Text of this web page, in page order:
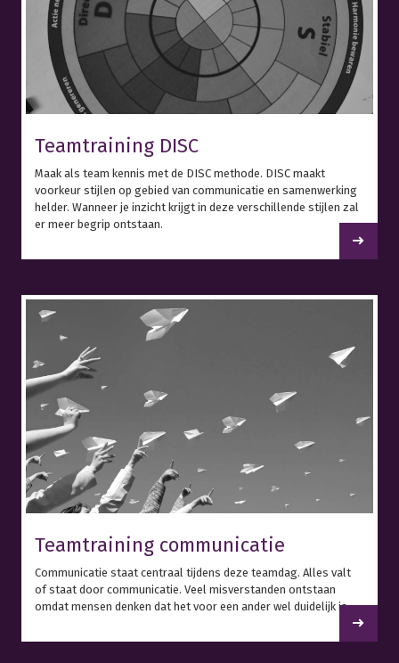
Teamtraining DISC
Maak als team kennis met de DISC methode. DISC maakt
voorkeur stijlen op gebied van communicatie en samenwerking
helder. Wanneer je inzicht krijgt in deze verschillende stijlen zal
er meer begrip ontstaan.
Teamtraining communicatie
Communicatie staat centraal tijdens deze teamdag. Alles valt
of staat door communicatie. Veel misverstanden ontstaan
omdat mensen denken dat het voor een ander wel duidelijk is.